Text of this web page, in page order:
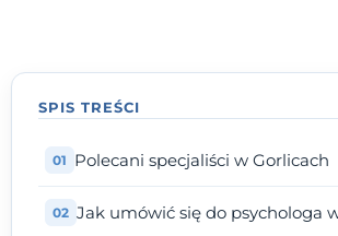
SPIS TREŚCI
Polecani specjaliści w Gorlicach
Jak umówić się do psychologa